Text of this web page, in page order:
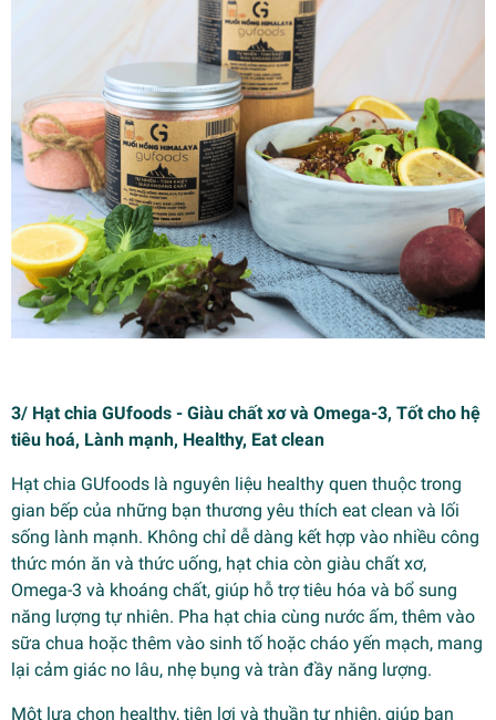
3/ Hạt chia GUfoods - Giàu chất xơ và Omega-3, Tốt cho hệ
tiêu hoá, Lành mạnh, Healthy, Eat clean
Hạt chia GUfoods là nguyên liệu healthy quen thuộc trong
gian bếp của những bạn thương yêu thích eat clean và lối
sống lành mạnh. Không chỉ dễ dàng kết hợp vào nhiều công
thức món ăn và thức uống, hạt chia còn giàu chất xơ,
Omega-3 và khoáng chất, giúp hỗ trợ tiêu hóa và bổ sung
năng lượng tự nhiên. Pha hạt chia cùng nước ấm, thêm vào
sữa chua hoặc thêm vào sinh tố hoặc cháo yến mạch, mang
lại cảm giác no lâu, nhẹ bụng và tràn đầy năng lượng.
Một lựa chọn healthy, tiện lợi và thuần tự nhiên, giúp bạn